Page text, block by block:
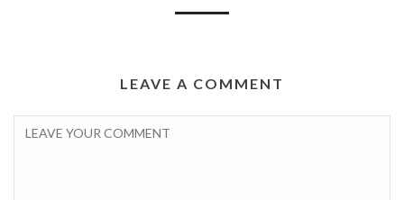
LEAVE A COMMENT